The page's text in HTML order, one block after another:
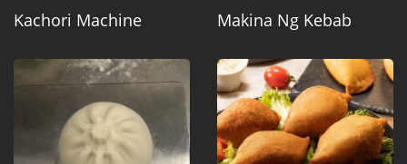
Kachori Machine Makina Ng Kebab